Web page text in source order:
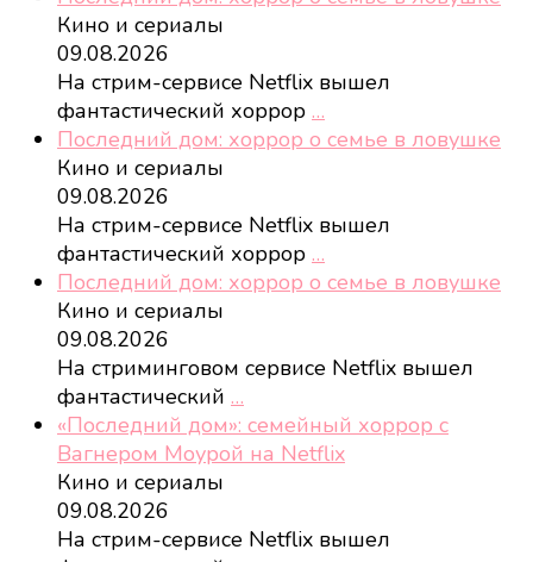
Кино и сериалы
09.08.2026
На стрим-сервисе Netflix вышел
фантастический хоррор …
Последний дом: хоррор о семье в ловушке
Кино и сериалы
09.08.2026
На стрим-сервисе Netflix вышел
фантастический хоррор …
Последний дом: хоррор о семье в ловушке
Кино и сериалы
09.08.2026
На стриминговом сервисе Netflix вышел
фантастический …
«Последний дом»: семейный хоррор с
Вагнером Моурой на Netflix
Кино и сериалы
09.08.2026
На стрим-сервисе Netflix вышел